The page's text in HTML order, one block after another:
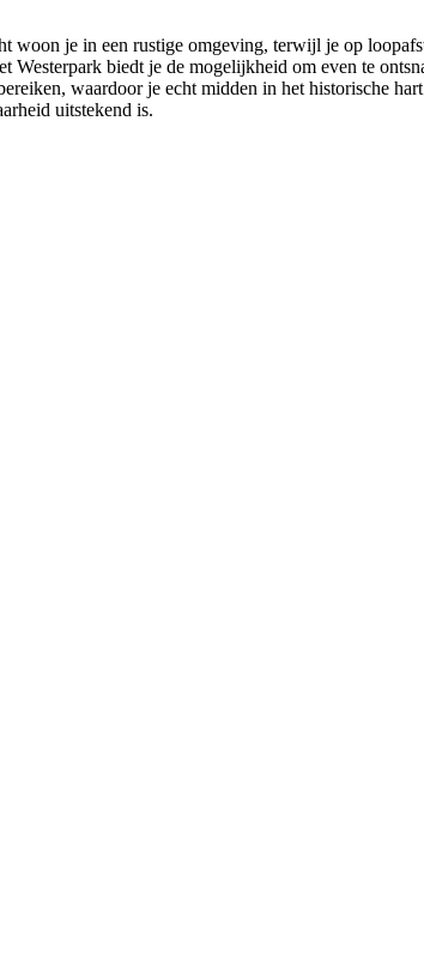
woon je in een rustige omgeving, terwijl je op
biedt je de mogelijkheid om even te
waardoor je echt midden in het historische
uitstekend is.